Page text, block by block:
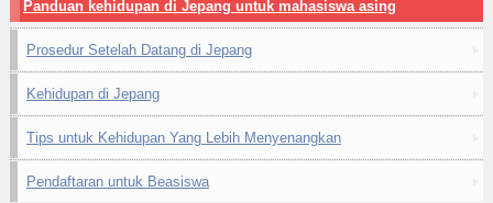
Panduan kehidupan di Jepang untuk mahasiswa asing
Prosedur Setelah Datang di Jepang
Kehidupan di Jepang
Tips untuk Kehidupan Yang Lebih Menyenangkan
Pendaftaran untuk Beasiswa